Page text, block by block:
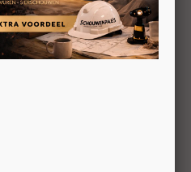
Spartherm
Trico S
Hout